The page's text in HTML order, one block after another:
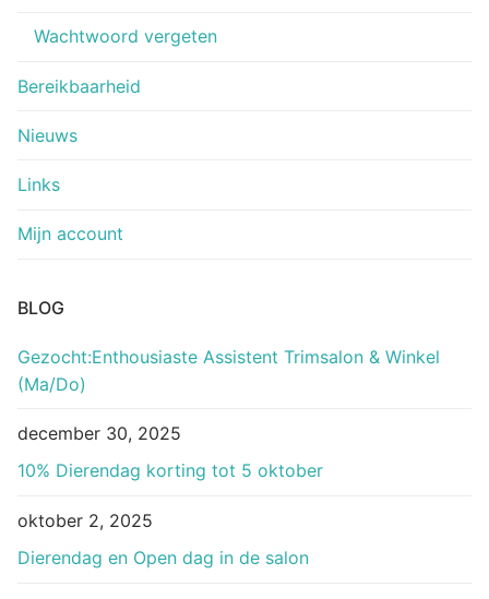
Wachtwoord vergeten
Bereikbaarheid
Nieuws
Links
Mijn account
BLOG
Gezocht:Enthousiaste Assistent Trimsalon & Winkel
(Ma/Do)
december 30, 2025
10% Dierendag korting tot 5 oktober
oktober 2, 2025
Dierendag en Open dag in de salon